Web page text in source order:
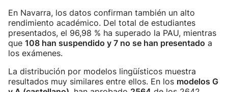
En Navarra, los datos confirman también un alto
rendimiento académico. Del total de estudiantes
presentados, el 96,98 % ha superado la PAU, mientras
que 108 han suspendido y 7 no se han presentado a
los exámenes.
La distribución por modelos lingüísticos muestra
resultados muy similares entre ellos. En los modelos G